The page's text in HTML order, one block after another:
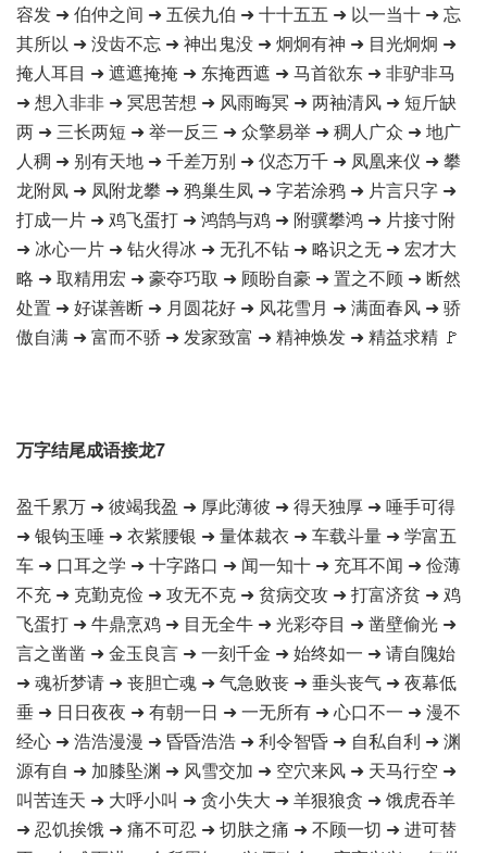
容发 ➜ 伯仲之间 ➜ 五侯九伯 ➜ 十十五五 ➜ 以一当十 ➜ 忘
其所以 ➜ 没齿不忘 ➜ 神出鬼没 ➜ 炯炯有神 ➜ 目光炯炯 ➜
掩人耳目 ➜ 遮遮掩掩 ➜ 东掩西遮 ➜ 马首欲东 ➜ 非驴非马
➜ 想入非非 ➜ 冥思苦想 ➜ 风雨晦冥 ➜ 两袖清风 ➜ 短斤缺
两 ➜ 三长两短 ➜ 举一反三 ➜ 众擎易举 ➜ 稠人广众 ➜ 地广
人稠 ➜ 别有天地 ➜ 千差万别 ➜ 仪态万千 ➜ 凤凰来仪 ➜ 攀
龙附凤 ➜ 凤附龙攀 ➜ 鸦巢生凤 ➜ 字若涂鸦 ➜ 片言只字 ➜
打成一片 ➜ 鸡飞蛋打 ➜ 鸿鹄与鸡 ➜ 附骥攀鸿 ➜ 片接寸附
➜ 冰心一片 ➜ 钻火得冰 ➜ 无孔不钻 ➜ 略识之无 ➜ 宏才大
略 ➜ 取精用宏 ➜ 豪夺巧取 ➜ 顾盼自豪 ➜ 置之不顾 ➜ 断然
处置 ➜ 好谋善断 ➜ 月圆花好 ➜ 风花雪月 ➜ 满面春风 ➜ 骄
傲自满 ➜ 富而不骄 ➜ 发家致富 ➜ 精神焕发 ➜ 精益求精 🚩
万字结尾成语接龙7
盈千累万 ➜ 彼竭我盈 ➜ 厚此薄彼 ➜ 得天独厚 ➜ 唾手可得
➜ 银钩玉唾 ➜ 衣紫腰银 ➜ 量体裁衣 ➜ 车载斗量 ➜ 学富五
车 ➜ 口耳之学 ➜ 十字路口 ➜ 闻一知十 ➜ 充耳不闻 ➜ 俭薄
不充 ➜ 克勤克俭 ➜ 攻无不克 ➜ 贫病交攻 ➜ 打富济贫 ➜ 鸡
飞蛋打 ➜ 牛鼎烹鸡 ➜ 目无全牛 ➜ 光彩夺目 ➜ 凿壁偷光 ➜
言之凿凿 ➜ 金玉良言 ➜ 一刻千金 ➜ 始终如一 ➜ 请自隗始
➜ 魂祈梦请 ➜ 丧胆亡魂 ➜ 气急败丧 ➜ 垂头丧气 ➜ 夜幕低
垂 ➜ 日日夜夜 ➜ 有朝一日 ➜ 一无所有 ➜ 心口不一 ➜ 漫不
经心 ➜ 浩浩漫漫 ➜ 昏昏浩浩 ➜ 利令智昏 ➜ 自私自利 ➜ 渊
源有自 ➜ 加膝坠渊 ➜ 风雪交加 ➜ 空穴来风 ➜ 天马行空 ➜
叫苦连天 ➜ 大呼小叫 ➜ 贪小失大 ➜ 羊狠狼贪 ➜ 饿虎吞羊
➜ 忍饥挨饿 ➜ 痛不可忍 ➜ 切肤之痛 ➜ 不顾一切 ➜ 进可替